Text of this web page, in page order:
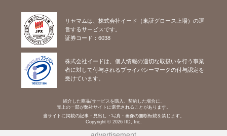
リセマムは、株式会社イード（東証グロース上場）の運
営するサービスです。
証券コード：6038
株式会社イードは、個人情報の適切な取扱いを行う事業
者に対して付与されるプライバシーマークの付与認定を
受けています。
紹介した商品/サービスを購入、契約した場合に、
売上の一部が弊社サイトに還元されることがあります。
当サイトに掲載の記事・見出し・写真・画像の無断転載を禁じます。
Copyright © 2026 IID, Inc.